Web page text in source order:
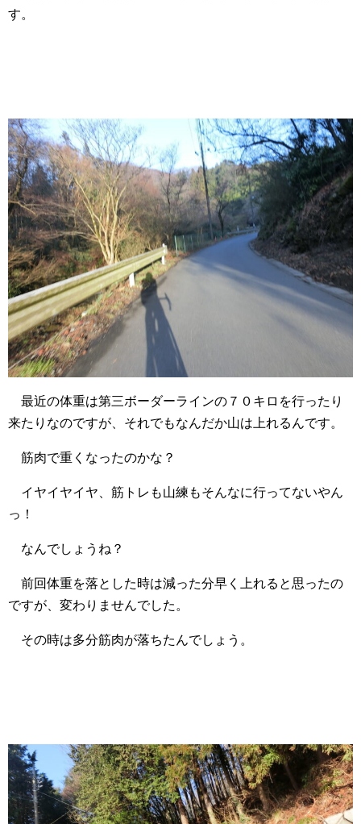
す。
最近の体重は第三ボーダーラインの７０キロを行ったり
来たりなのですが、それでもなんだか山は上れるんです。
筋肉で重くなったのかな？
イヤイヤイヤ、筋トレも山練もそんなに行ってないやん
っ！
なんでしょうね？
前回体重を落とした時は減った分早く上れると思ったの
ですが、変わりませんでした。
その時は多分筋肉が落ちたんでしょう。